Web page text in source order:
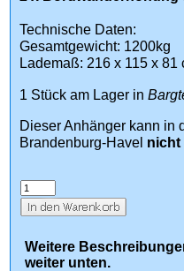
Technische Daten:
Gesamtgewicht: 1200kg
Lademaß: 216 x 115 x 81
1 Stück am Lager in
Dieser Anhänger kann in
Brandenburg-Havel nicht
Weitere
weiter unten.